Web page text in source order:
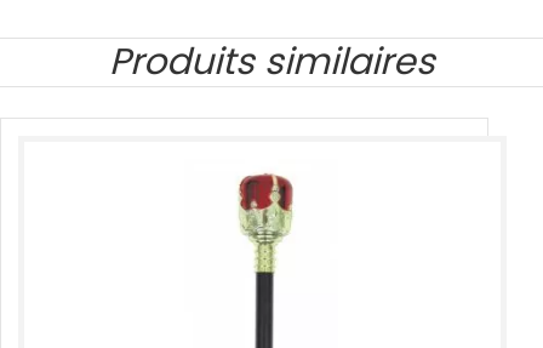
Produits similaires